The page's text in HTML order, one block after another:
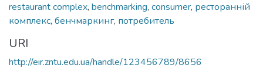
restaurant complex, benchmarking, consumer, ресторанній
комплекс, бенчмаркинг, потребитель
URI
http://eir.zntu.edu.ua/handle/123456789/8656